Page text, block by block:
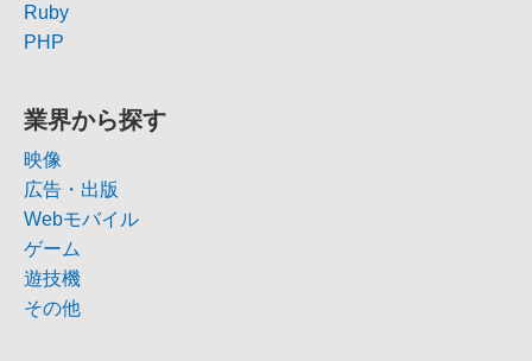
Ruby
PHP
業界から探す
映像
広告・出版
Webモバイル
ゲーム
遊技機
その他